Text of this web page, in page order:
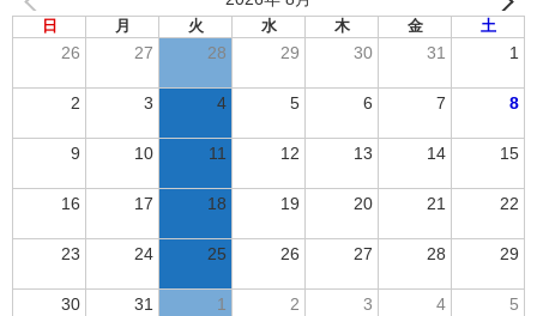
日 月 火 水 木 金 土
26 27 28 29 30 31 1
2 3 4 5 6 7 8
9 10 11 12 13 14 15
16 17 18 19 20 21 22
23 24 25 26 27 28 29
30 31 1 2 3 4 5